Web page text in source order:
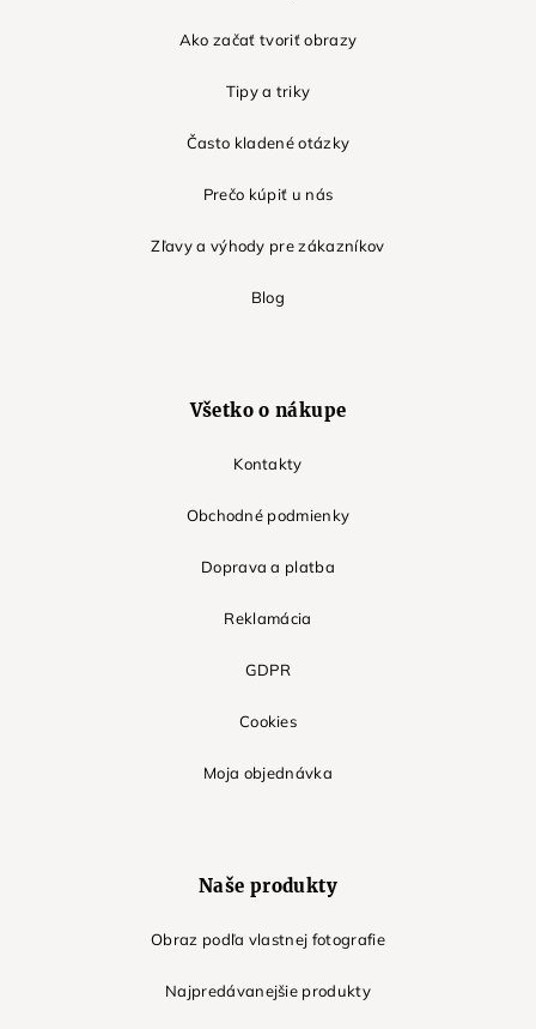
Ako začať tvoriť obrazy
Tipy a triky
Často kladené otázky
Prečo kúpiť u nás
Zľavy a výhody pre zákazníkov
Blog
Všetko o nákupe
Kontakty
Obchodné podmienky
Doprava a platba
Reklamácia
GDPR
Cookies
Moja objednávka
Naše produkty
Obraz podľa vlastnej fotografie
Najpredávanejšie produkty